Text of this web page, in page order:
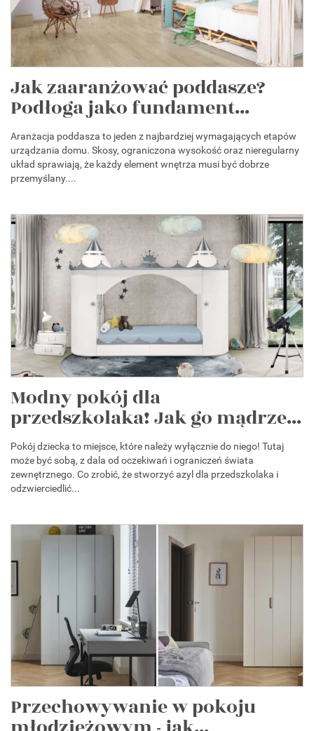
Jak zaaranżować poddasze?
Podłoga jako fundament...
Aranżacja poddasza to jeden z najbardziej wymagających etapów
urządzania domu. Skosy, ograniczona wysokość oraz nieregularny
układ sprawiają, że każdy element wnętrza musi być dobrze
przemyślany....
Modny pokój dla
przedszkolaka! Jak go mądrze...
Pokój dziecka to miejsce, które należy wyłącznie do niego! Tutaj
może być sobą, z dala od oczekiwań i ograniczeń świata
zewnętrznego. Co zrobić, że stworzyć azyl dla przedszkolaka i
odzwierciedlić...
Przechowywanie w pokoju